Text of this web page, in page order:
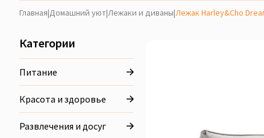
Главная|Домашний уют|Лежаки и диваны|Лежак Harley&Cho
Категории
Питание
Красота и здоровье
Развлечения и досуг